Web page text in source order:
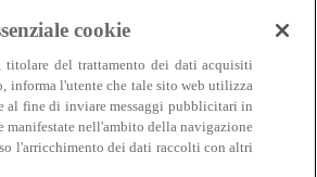
Carne
cookie
titolare del trattamento dei dati acquisiti
informa l'utente che tale sito web utilizza
al fine di inviare messaggi pubblicitari in
manifestate nell'ambito della navigazione
l'arricchimento dei dati raccolti con altri